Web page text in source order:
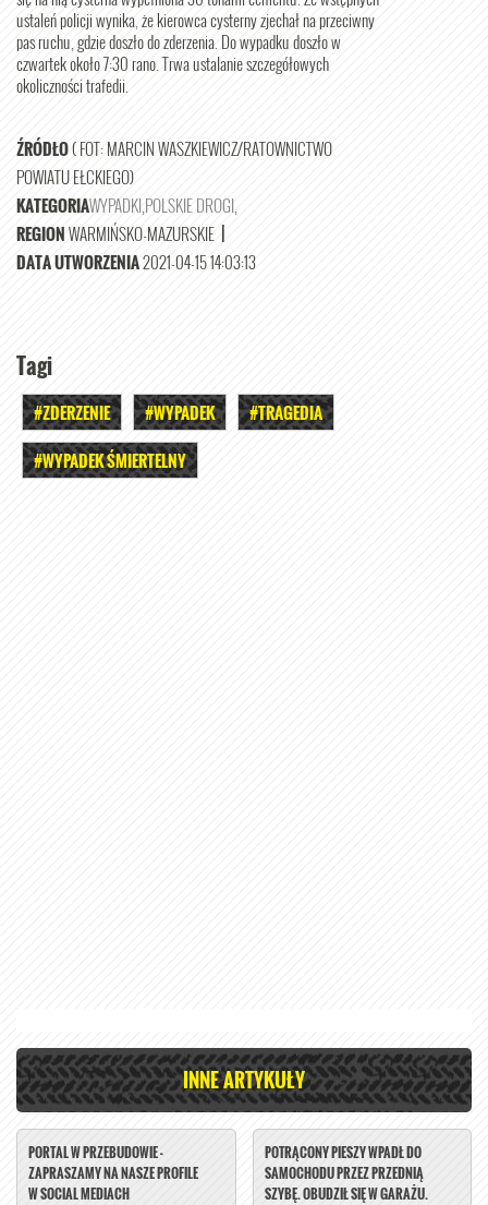
ustaleń policji wynika, że kierowca cysterny zjechał na przeciwny
pas ruchu, gdzie doszło do zderzenia. Do wypadku doszło w
czwartek około 7:30 rano. Trwa ustalanie szczegółowych
okoliczności trafedii.
ŹRÓDŁO( FOT: MARCIN WASZKIEWICZ/RATOWNICTWO
POWIATU EŁCKIEGO)
KATEGORIAWYPADKIPOLSKIE DROGI
REGIONWARMIŃSKO-MAZURSKIE |
DATA UTWORZENIA2021-04-15 14:03:13
Tagi
#ZDERZENIE #WYPADEK
#TRAGEDIA
#WYPADEK ŚMIERTELNY
INNE ARTYKUŁY
PORTAL W PRZEBUDOWIE -
ZAPRASZAMY NA NASZE PROFILE
W SOCIAL MEDIACH
POTRĄCONY PIESZY WPADŁ DO
SAMOCHODU PRZEZ PRZEDNIĄ
SZYBĘ. OBUDZIŁ SIĘ W GARAŻU.